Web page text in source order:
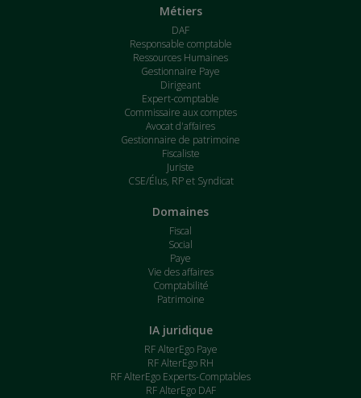
Métiers
DAF
Responsable comptable
Ressources Humaines
Gestionnaire Paye
Dirigeant
Expert-comptable
Commissaire aux comptes
Avocat d'affaires
Gestionnaire de patrimoine
Fiscaliste
Juriste
CSE/Élus, RP et Syndicat
Domaines
Fiscal
Social
Paye
Vie des affaires
Comptabilité
Patrimoine
IA juridique
RF AlterEgo Paye
RF AlterEgo RH
RF AlterEgo Experts-Comptables
RF AlterEgo DAF